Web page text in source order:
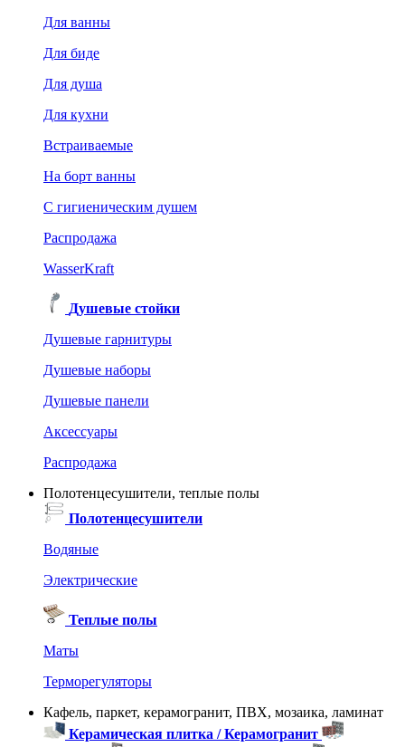
Для ванны
Для биде
Для душа
Для кухни
Встраиваемые
На борт ванны
C гигиеническим душем
Распродажа
WasserKraft
Душевые стойки
Душевые гарнитуры
Душевые наборы
Душевые панели
Аксессуары
Распродажа
Полотенцесушители, теплые полы
Полотенцесушители
Водяные
Электрические
Теплые полы
Маты
Терморегуляторы
Кафель, паркет, керамогранит, ПВХ, мозаика, ламинат
Керамическая плитка / Керамогранит